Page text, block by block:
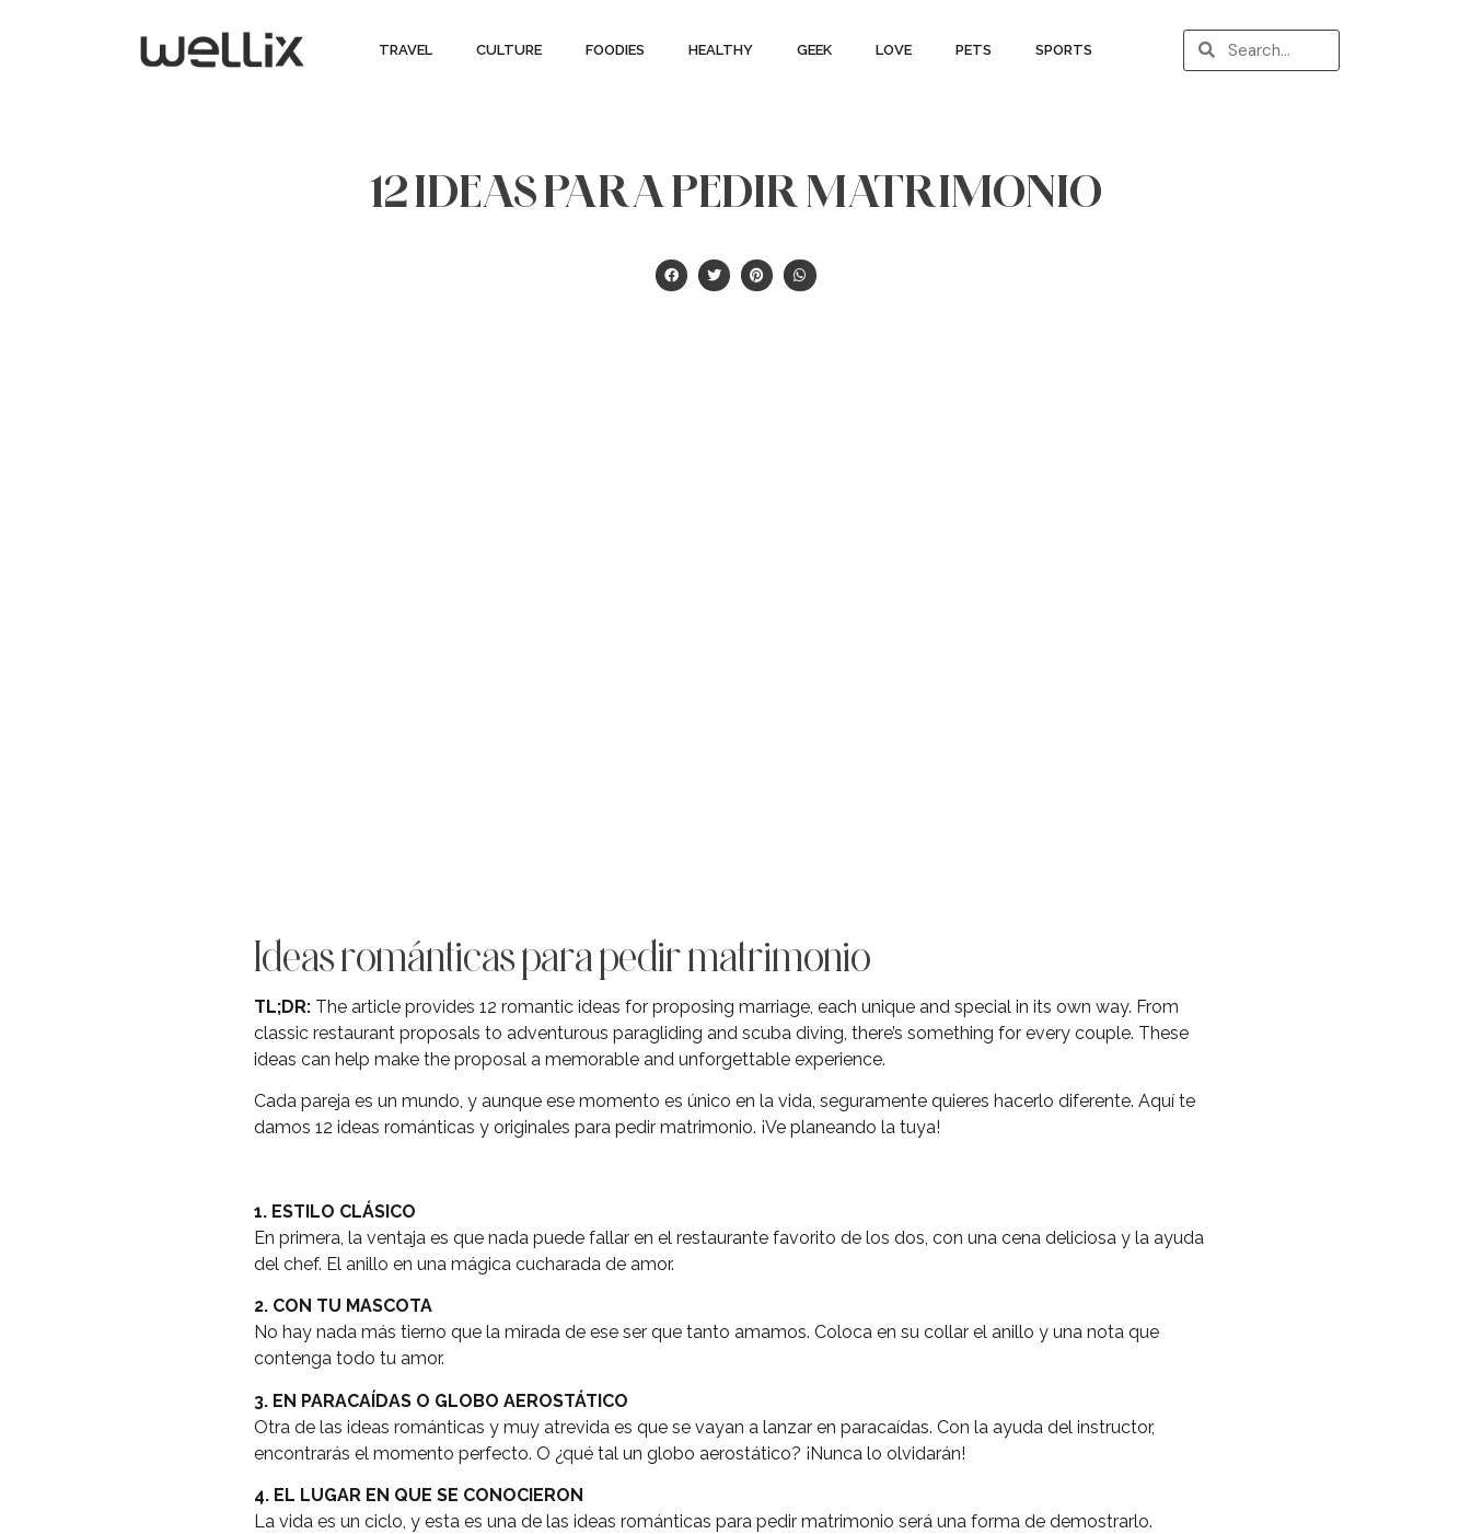
TRAVEL CULTURE FOODIES HEALTHY GEEK LOVE PETS SPORTS
12 IDEAS PARA PEDIR MATRIMONIO
Ideas románticas para pedir matrimonio
TL;DR: The article provides 12 romantic ideas for proposing marriage, each unique and special in its own way. From
classic restaurant proposals to adventurous paragliding and scuba diving, there’s something for every couple. These
ideas can help make the proposal a memorable and unforgettable experience.
Cada pareja es un mundo, y aunque ese momento es único en la vida, seguramente quieres hacerlo diferente. Aquí te
damos 12 ideas románticas y originales para pedir matrimonio. ¡Ve planeando la tuya!
1. ESTILO CLÁSICO
En primera, la ventaja es que nada puede fallar en el restaurante favorito de los dos, con una cena deliciosa y la ayuda
del chef. El anillo en una mágica cucharada de amor.
2. CON TU MASCOTA
No hay nada más tierno que la mirada de ese ser que tanto amamos. Coloca en su collar el anillo y una nota que
contenga todo tu amor.
3. EN PARACAÍDAS O GLOBO AEROSTÁTICO
Otra de las ideas románticas y muy atrevida es que se vayan a lanzar en paracaídas. Con la ayuda del instructor,
encontrarás el momento perfecto. O ¿qué tal un globo aerostático? ¡Nunca lo olvidarán!
4. EL LUGAR EN QUE SE CONOCIERON
La vida es un ciclo, y esta es una de las ideas románticas para pedir matrimonio será una forma de demostrarlo.